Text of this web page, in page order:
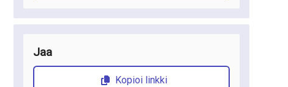
Jaa
Kopioi linkki